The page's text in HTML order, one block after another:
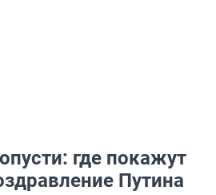
где покажут
Путина